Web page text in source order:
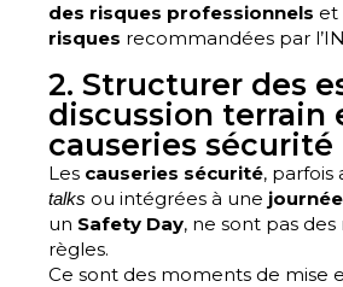
des risques professionnels et
risques recommandées par
2. Structurer des
discussion terrain
causeries sécurité
Les causeries sécurité, parfois
talks ou intégrées à une
un Safety Day, ne sont pas
règles.
Ce sont des moments de mise